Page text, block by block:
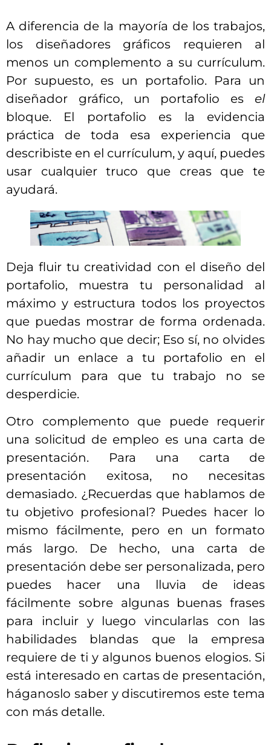
A diferencia de la mayoría de los trabajos,
los diseñadores gráficos requieren al
menos un complemento a su currículum.
Por supuesto, es un portafolio. Para un
diseñador gráfico, un portafolio es el
bloque. El portafolio es la evidencia
práctica de toda esa experiencia que
describiste en el currículum, y aquí, puedes
usar cualquier truco que creas que te
ayudará.
Deja fluir tu creatividad con el diseño del
portafolio, muestra tu personalidad al
máximo y estructura todos los proyectos
que puedas mostrar de forma ordenada.
No hay mucho que decir; Eso sí, no olvides
añadir un enlace a tu portafolio en el
currículum para que tu trabajo no se
desperdicie.
Otro complemento que puede requerir
una solicitud de empleo es una carta de
presentación. Para una carta de
presentación exitosa, no necesitas
demasiado. ¿Recuerdas que hablamos de
tu objetivo profesional? Puedes hacer lo
mismo fácilmente, pero en un formato
más largo. De hecho, una carta de
presentación debe ser personalizada, pero
puedes hacer una lluvia de ideas
fácilmente sobre algunas buenas frases
para incluir y luego vincularlas con las
habilidades blandas que la empresa
requiere de ti y algunos buenos elogios. Si
está interesado en cartas de presentación,
háganoslo saber y discutiremos este tema
con más detalle.